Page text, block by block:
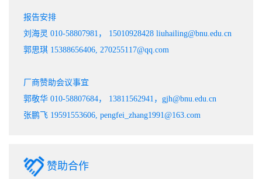
报告安排
刘海灵 010-58807981， 15010928428 liuhailing@bnu.edu.cn
郭思琪 15388656406, 270255117@qq.com
厂商赞助会议事宜
郭敬华 010-58807684， 13811562941，gjh@bnu.edu.cn
张鹏飞 19591553606, pengfei_zhang1991@163.com
赞助合作